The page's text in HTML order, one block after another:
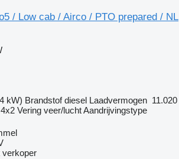
/ Low cab / Airco / PTO prepared / NL
kW) Brandstof diesel Laadvermogen 11.020
4x2 Vering veer/luchtAandrijvingstype
verkoper